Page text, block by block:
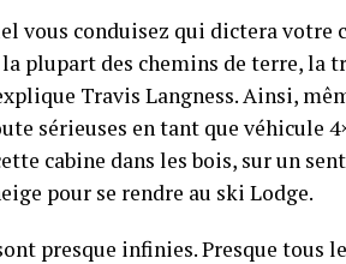
vous conduisez qui dictera votre
plupart des chemins de terre, la
Travis Langness. Ainsi,
sérieuses en tant que véhicule
cabine dans les bois, sur un
pour se rendre au ski Lodge.
presque infinies. Presque tous